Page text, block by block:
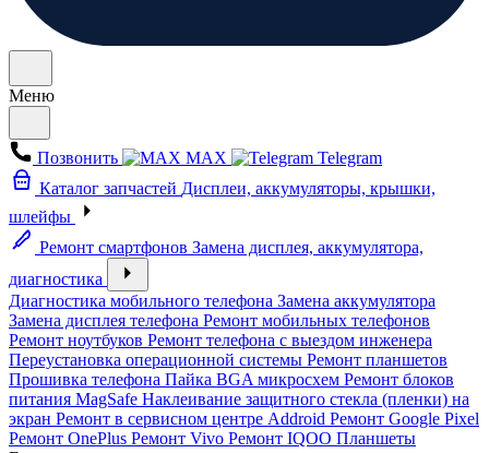
Меню
Позвонить MAX
Telegram
Каталог запчастей Дисплеи, аккумуляторы, крышки,
шлейфы
Ремонт смартфонов Замена дисплея, аккумулятора,
диагностика
Диагностика мобильного телефона Замена аккумулятора
Замена дисплея телефона Ремонт мобильных телефонов
Ремонт ноутбуков Ремонт телефона с выездом инженера
Переустановка операционной системы Ремонт планшетов
Прошивка телефона Пайка BGA микросхем Ремонт блоков
питания MagSafe Наклеивание защитного стекла (пленки) на
экран Ремонт в сервисном центре Addroid Ремонт Google Pixel
Ремонт OnePlus Ремонт Vivo Ремонт IQOO Планшеты